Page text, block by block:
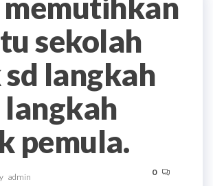
memutihkan
sekolah
langkah
langkah
pemula.
admin 0